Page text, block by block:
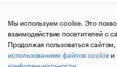
Правовая информация
О
© АО
и материалы информационного
(зарегистрировано Федеральной
связи, информационных
коммуникаций (Роскомнадзор)
№ФС77-63848) сопровождаются
Мы используем cookie. Это
взаимодействие посетителей с
Продолжая пользоваться
использованием файлов cookieи